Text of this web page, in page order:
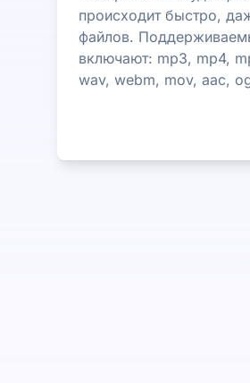
происходит быстро,
файлов.
включают: mp3, mp4,
wav, webm, mov, aac,